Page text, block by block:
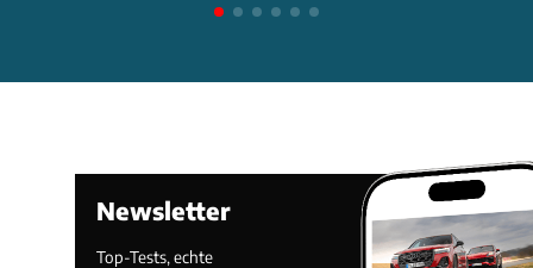
Newsletter
Top-Tests, echte